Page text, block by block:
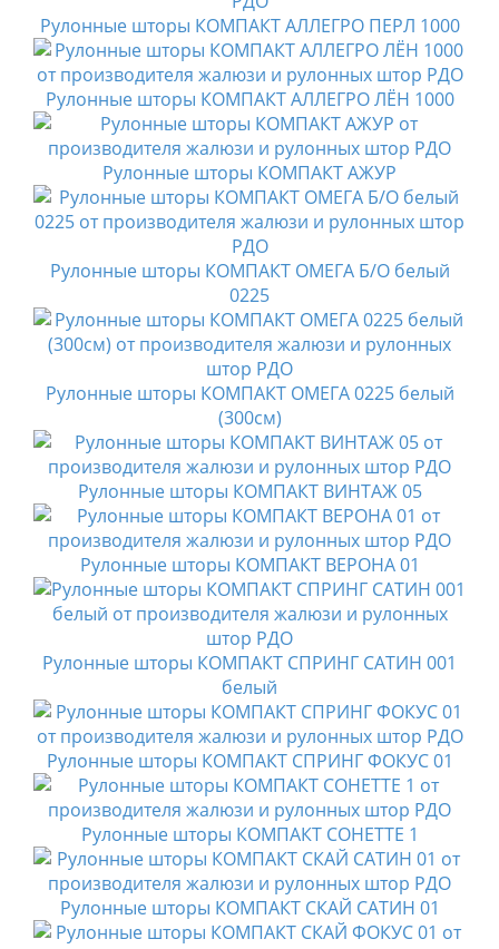
Рулонные шторы КОМПАКТ АЛЛЕГРО ПЕРЛ 1000
Рулонные шторы КОМПАКТ АЛЛЕГРО ЛЁН 1000
Рулонные шторы КОМПАКТ АЖУР
Рулонные шторы КОМПАКТ ОМЕГА Б/О белый
0225
Рулонные шторы КОМПАКТ ОМЕГА 0225 белый
(300см)
Рулонные шторы КОМПАКТ ВИНТАЖ 05
Рулонные шторы КОМПАКТ ВЕРОНА 01
Рулонные шторы КОМПАКТ СПРИНГ САТИН 001
белый
Рулонные шторы КОМПАКТ СПРИНГ ФОКУС 01
Рулонные шторы КОМПАКТ СОНЕТТЕ 1
Рулонные шторы КОМПАКТ СКАЙ САТИН 01